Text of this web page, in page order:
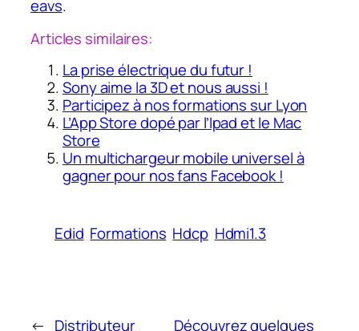
eavs.
Articles similaires:
La prise électrique du futur !
Sony aime la 3D et nous aussi !
Participez à nos formations sur Lyon
L’App Store dopé par l’Ipad et le Mac
Store
Un multichargeur mobile universel à
gagner pour nos fans Facebook !
Edid Formations Hdcp Hdmi1.3
← Distributeur
Découvrez quelques